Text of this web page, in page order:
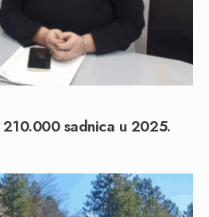
sadnica u 2025.